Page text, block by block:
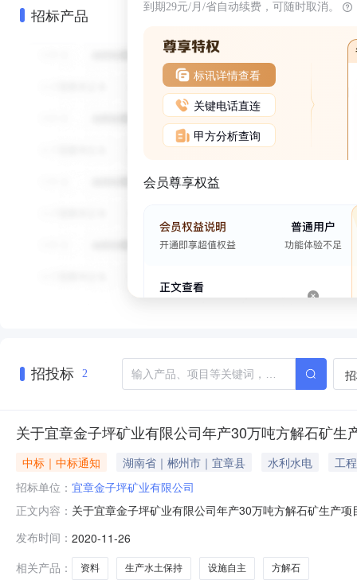
招标产品 到期29元/月/省自动续费，可随时取消。
标讯详情查看
关键电话直连
甲方分析查询
会员尊享权益
招投标 2
关于宜章金子坪矿业有限公司年产30万吨方解石矿
中标｜中标通知 湖南省｜郴州市｜宜章县 水利水电
工程
招标单位： 宜章金子坪矿业有限公司
正文内容： 关于宜章金子坪矿业有限公司年产30万吨方解石矿生产
鉴定书.pdf？？？？？？2.宜章金子坪矿业有限公司年产
目水土保持监测总结报
发布时间： 2020-11-26
相关产品：
资料 生产水土保持 设施自主 方解石